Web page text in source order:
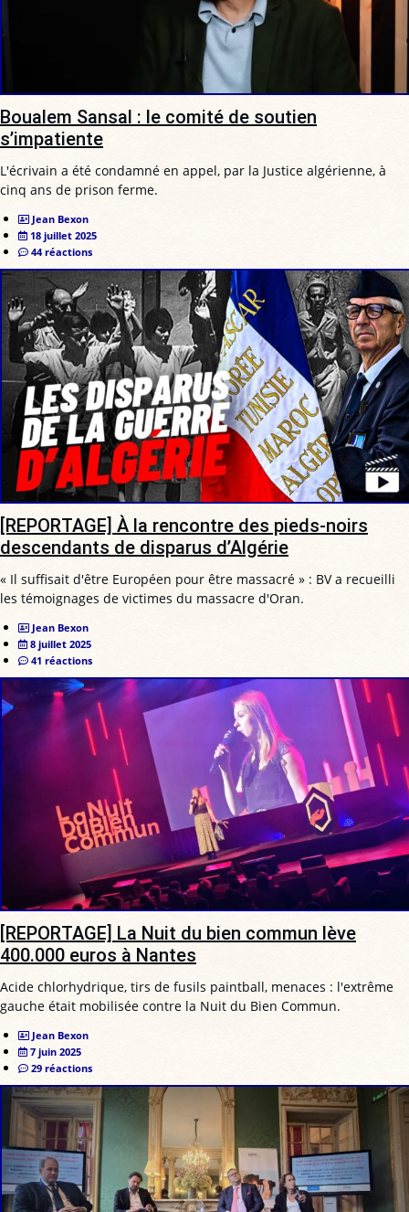
Boualem Sansal : le comité de soutien
s’impatiente
L'écrivain a été condamné en appel, par la Justice algérienne, à
cinq ans de prison ferme.
Jean Bexon
18 juillet 2025
44 réactions
[REPORTAGE] À la rencontre des pieds-noirs
descendants de disparus d’Algérie
« Il suffisait d'être Européen pour être massacré » : BV a recueilli
les témoignages de victimes du massacre d'Oran.
Jean Bexon
8 juillet 2025
41 réactions
[REPORTAGE] La Nuit du bien commun lève
400.000 euros à Nantes
Acide chlorhydrique, tirs de fusils paintball, menaces : l'extrême
gauche était mobilisée contre la Nuit du Bien Commun.
Jean Bexon
7 juin 2025
29 réactions